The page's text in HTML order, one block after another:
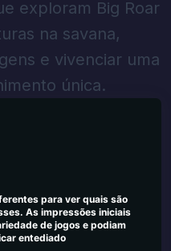
exploram Big Roar
na savana,
e vivenciar uma
única.
Funcionários adoráveis,
MGM. Eu renderia a quem
MGM, está no início da
para ver quais são
As impressões iniciais
de jogos e podiam
entediado